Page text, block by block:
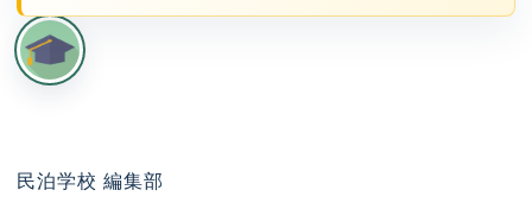
民泊学校 編集部